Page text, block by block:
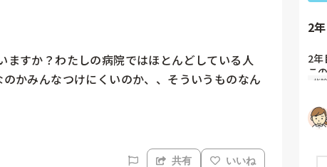
ますか？わたしの病院ではほとんどしている人
かみんなつけにくいのか、、そういうものなん
共有 いいね
2
2年
こ
か
外
指輪